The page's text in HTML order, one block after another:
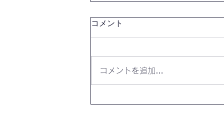
コメント
コメントを追加…